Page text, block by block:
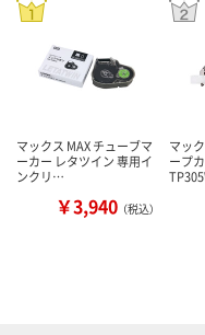
マックス MAX チューブマ
ーカー レタツイン 専用イ
ンクリ…
￥3,940 （税込）
マッ
ープ